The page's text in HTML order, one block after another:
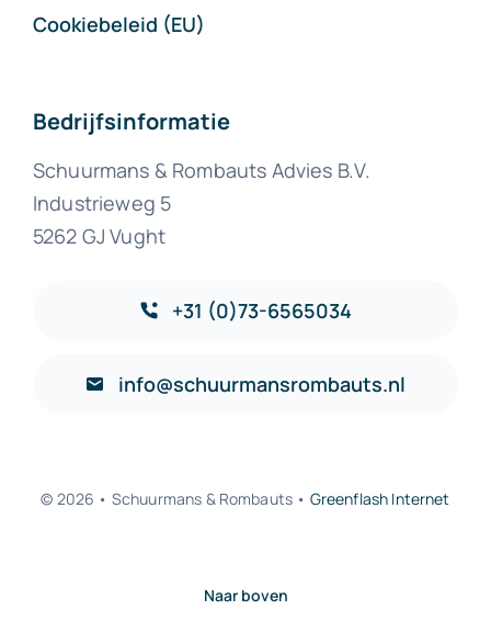
Cookiebeleid (EU)
Bedrijfsinformatie
Schuurmans & Rombauts Advies B.V.
Industrieweg 5
5262 GJ Vught
+31 (0)73-6565034
info@schuurmansrombauts.nl
© 2026 • Schuurmans & Rombauts • Greenflash Internet
Naar boven